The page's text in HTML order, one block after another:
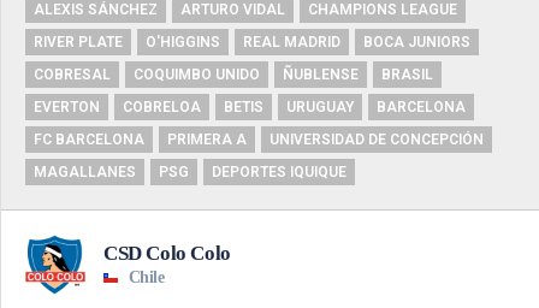
ALEXIS SÁNCHEZ
ARTURO VIDAL
CHAMPIONS LEAGUE
RIVER PLATE
O'HIGGINS REAL MADRID
BOCA JUNIORS
COBRESAL
COQUIMBO UNIDO ÑUBLENSE
BRASIL
EVERTON
COBRELOA BETIS URUGUAY
BARCELONA
FC BARCELONA
PRIMERA A
UNIVERSIDAD DE CONCEPCIÓN
MAGALLANES
PSG DEPORTES IQUIQUE